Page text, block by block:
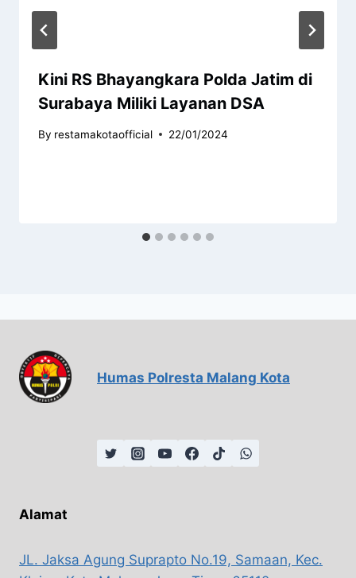
Kini RS Bhayangkara Polda Jatim di
Surabaya Miliki Layanan DSA
By restamakotaofficial 22/01/2024
Humas Polresta Malang Kota
Alamat
JL. Jaksa Agung Suprapto No.19, Samaan, Kec.